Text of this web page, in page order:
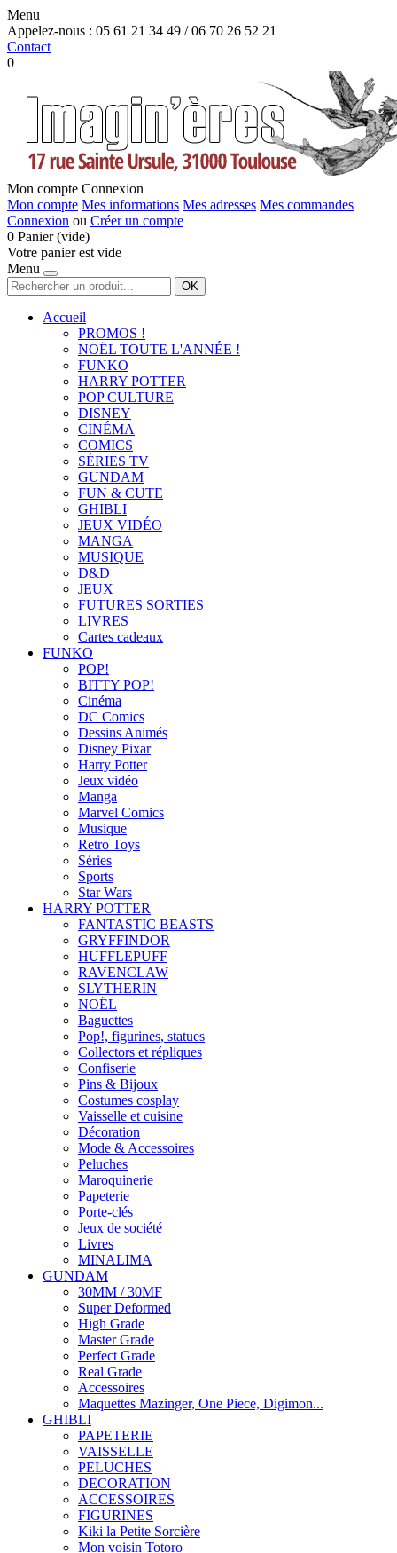
Menu
Appelez-nous : 05 61 21 34 49 / 06 70 26 52 21
Contact
0
Mon compte Connexion
Mon compte Mes informations Mes adresses Mes commandes
Connexion ou Créer un compte
0 Panier (vide)
Votre panier est vide
Menu
OK
Accueil
PROMOS !
NOËL TOUTE L'ANNÉE !
FUNKO
HARRY POTTER
POP CULTURE
DISNEY
CINÉMA
COMICS
SÉRIES TV
GUNDAM
FUN & CUTE
GHIBLI
JEUX VIDÉO
MANGA
MUSIQUE
D&D
JEUX
FUTURES SORTIES
LIVRES
Cartes cadeaux
FUNKO
POP!
BITTY POP!
Cinéma
DC Comics
Dessins Animés
Disney Pixar
Harry Potter
Jeux vidéo
Manga
Marvel Comics
Musique
Retro Toys
Séries
Sports
Star Wars
HARRY POTTER
FANTASTIC BEASTS
GRYFFINDOR
HUFFLEPUFF
RAVENCLAW
SLYTHERIN
NOËL
Baguettes
Pop!, figurines, statues
Collectors et répliques
Confiserie
Pins & Bijoux
Costumes cosplay
Vaisselle et cuisine
Décoration
Mode & Accessoires
Peluches
Maroquinerie
Papeterie
Porte-clés
Jeux de société
Livres
MINALIMA
GUNDAM
30MM / 30MF
Super Deformed
High Grade
Master Grade
Perfect Grade
Real Grade
Accessoires
Maquettes Mazinger, One Piece, Digimon...
GHIBLI
PAPETERIE
VAISSELLE
PELUCHES
DECORATION
ACCESSOIRES
FIGURINES
Kiki la Petite Sorcière
Mon voisin Totoro